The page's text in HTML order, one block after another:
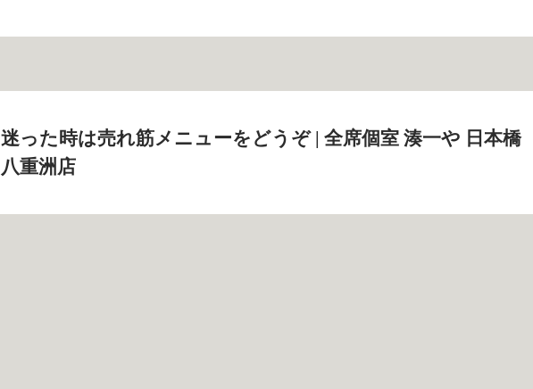
迷った時は売れ筋メニューをどうぞ | 全席個室 湊一や 日本橋
八重洲店